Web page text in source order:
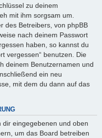
zu deinem
mit ihm sorgsam um.
des Betreibers, von phpBB
nach deinem Passwort
haben, so kannst du
vergessen“ benutzen. Die
deinem Benutzernamen und
ein neu
mit dem du dann auf das
dir eingegebenen und oben
um das Board betreiben